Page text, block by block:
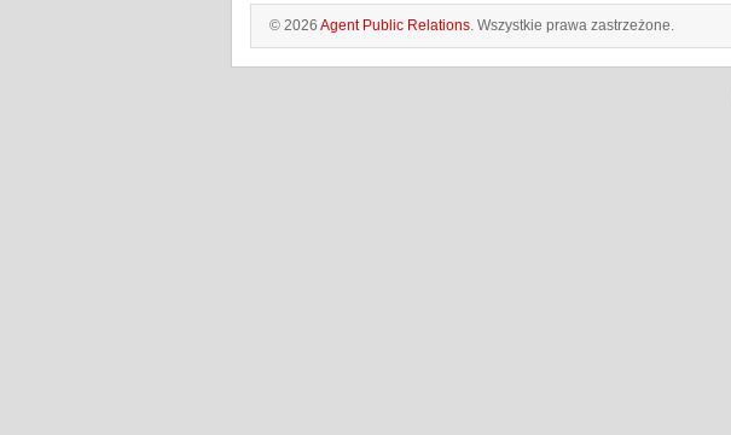
© 2026 Agent Public Relations. Wszystkie prawa zastrzeżone.